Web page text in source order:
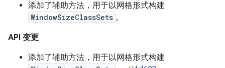
添加了辅助方法，用于以网格形式构建
WindowSizeClassSets 。
API 变更
添加了辅助方法，用于以网格形式构建